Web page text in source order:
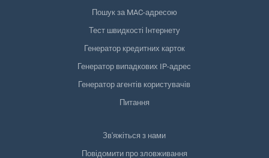
Пошук за MAC-адресою
Тест швидкості Інтернету
Генератор кредитних карток
Генератор випадкових IP-адрес
Генератор агентів користувачів
Питання
Зв'яжіться з нами
Повідомити про зловживання